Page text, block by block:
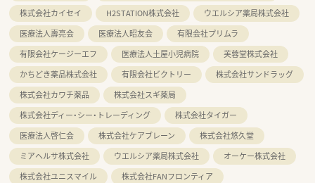
株式会社カイセイ
H2STATION株式会社
ウエルシア薬局株式会社
医療法人壽亮会
医療法人昭友会
有限会社プリムラ
有限会社ケージーエフ
医療法人土屋小児病院
芙蓉堂株式会社
かちどき薬品株式会社
有限会社ビクトリー
株式会社サンドラッグ
株式会社カワチ薬品
株式会社スギ薬局
株式会社ディー・シー・トレーディング
株式会社タイガー
医療法人啓仁会
株式会社ケアブレーン
株式会社悠久堂
ミアヘルサ株式会社
ウエルシア薬局株式会社
オーケー株式会社
株式会社ユニスマイル
株式会社FANフロンティア